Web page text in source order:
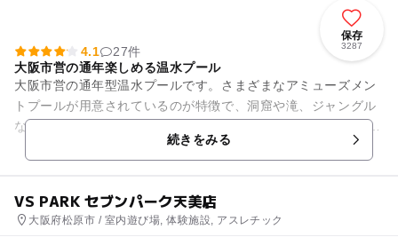
保存
3287
4.1
27件
大阪市営の通年楽しめる温水プール
大阪市営の通年型温水プールです。さまざまなアミューズメン
トプールが用意されているのが特徴で、洞窟や滝、ジャングル
などがモチーフになっています。 ジャグジーなどのリラクゼー
ションもあり、温泉気分...続きをみる
VS PARK セブンパーク天美店
大阪府松原市 / 室内遊び場, 体験施設, アスレチック